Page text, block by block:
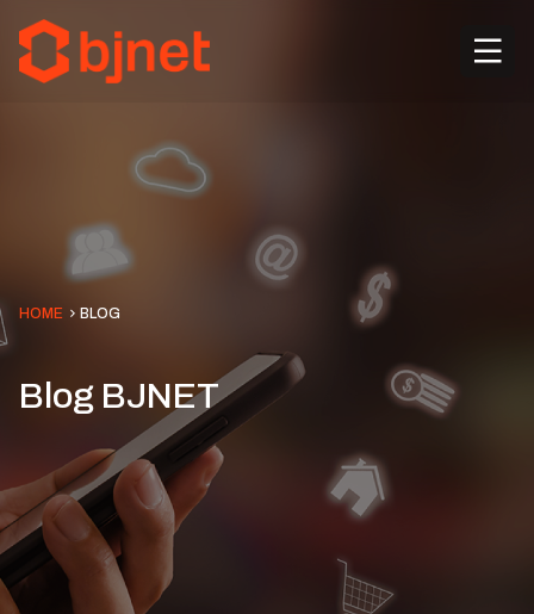
HOME BLOG
Blog BJNET